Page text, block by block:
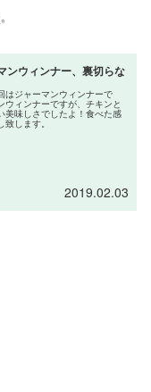
ンウィンナー、裏切らな
はジャーマンウィンナーで
ウィンナーですが、チキンと
美味しさでしたよ！食べた感
します。
2019.02.03